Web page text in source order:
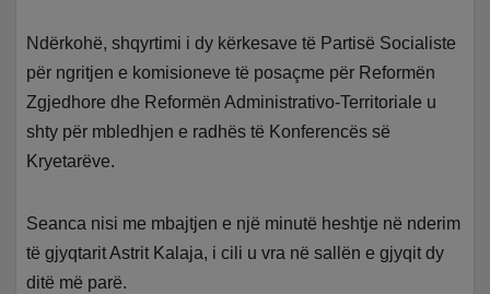
Ndërkohë, shqyrtimi i dy kërkesave të Partisë Socialiste
për ngritjen e komisioneve të posaçme për Reformën
Zgjedhore dhe Reformën Administrativo-Territoriale u
shty për mbledhjen e radhës të Konferencës së
Kryetarëve.
Seanca nisi me mbajtjen e një minutë heshtje në nderim
të gjyqtarit Astrit Kalaja, i cili u vra në sallën e gjyqit dy
ditë më parë.